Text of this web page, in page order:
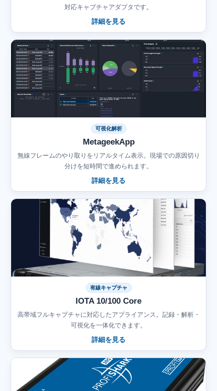
対応キャプチャアダプタです。
詳細を見る
可視化解析
MetageekApp
無線フレームのやり取りをリアルタイム表示。現場での原因切り
分けを短時間で進められます。
詳細を見る
有線キャプチャ
IOTA 10/100 Core
高帯域フルキャプチャに対応したアプライアンス。記録・解析・
可視化を一体化できます。
詳細を見る